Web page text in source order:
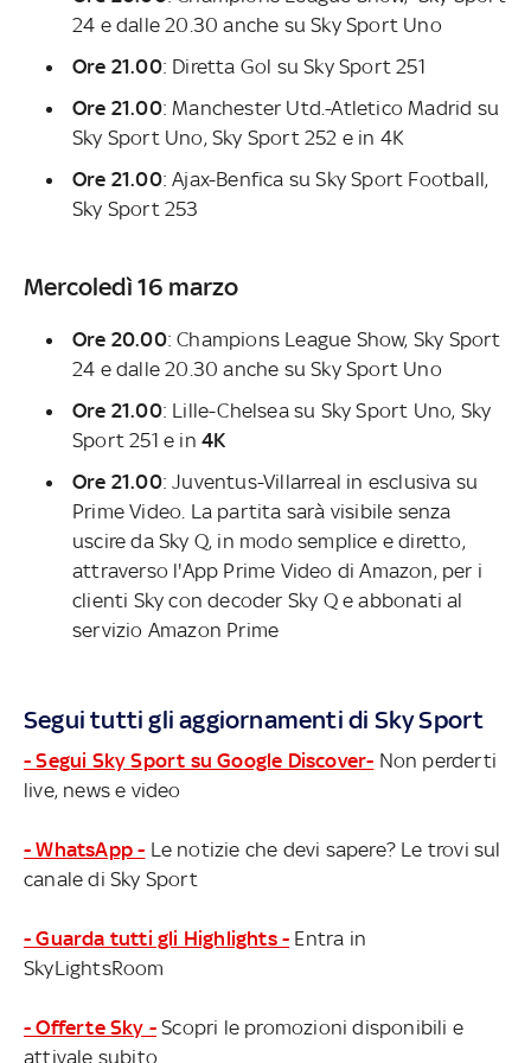
24 e dalle 20.30 anche su Sky Sport Uno
Ore 21.00: Diretta Gol su Sky Sport 251
Ore 21.00: Manchester Utd.-Atletico Madrid su
Sky Sport Uno, Sky Sport 252 e in 4K
Ore 21.00: Ajax-Benfica su Sky Sport Football,
Sky Sport 253
Mercoledì 16 marzo
Ore 20.00: Champions League Show, Sky Sport
24 e dalle 20.30 anche su Sky Sport Uno
Ore 21.00: Lille-Chelsea su Sky Sport Uno, Sky
Sport 251 e in 4K
Ore 21.00: Juventus-Villarreal in esclusiva su
Prime Video. La partita sarà visibile senza
uscire da Sky Q, in modo semplice e diretto,
attraverso l'App Prime Video di Amazon, per i
clienti Sky con decoder Sky Q e abbonati al
servizio Amazon Prime
Segui tutti gli aggiornamenti di Sky Sport
- Segui Sky Sport su Google Discover- Non perderti
live, news e video
- WhatsApp - Le notizie che devi sapere? Le trovi sul
canale di Sky Sport
- Guarda tutti gli Highlights - Entra in
SkyLightsRoom
- Offerte Sky - Scopri le promozioni disponibili e
attivale subito